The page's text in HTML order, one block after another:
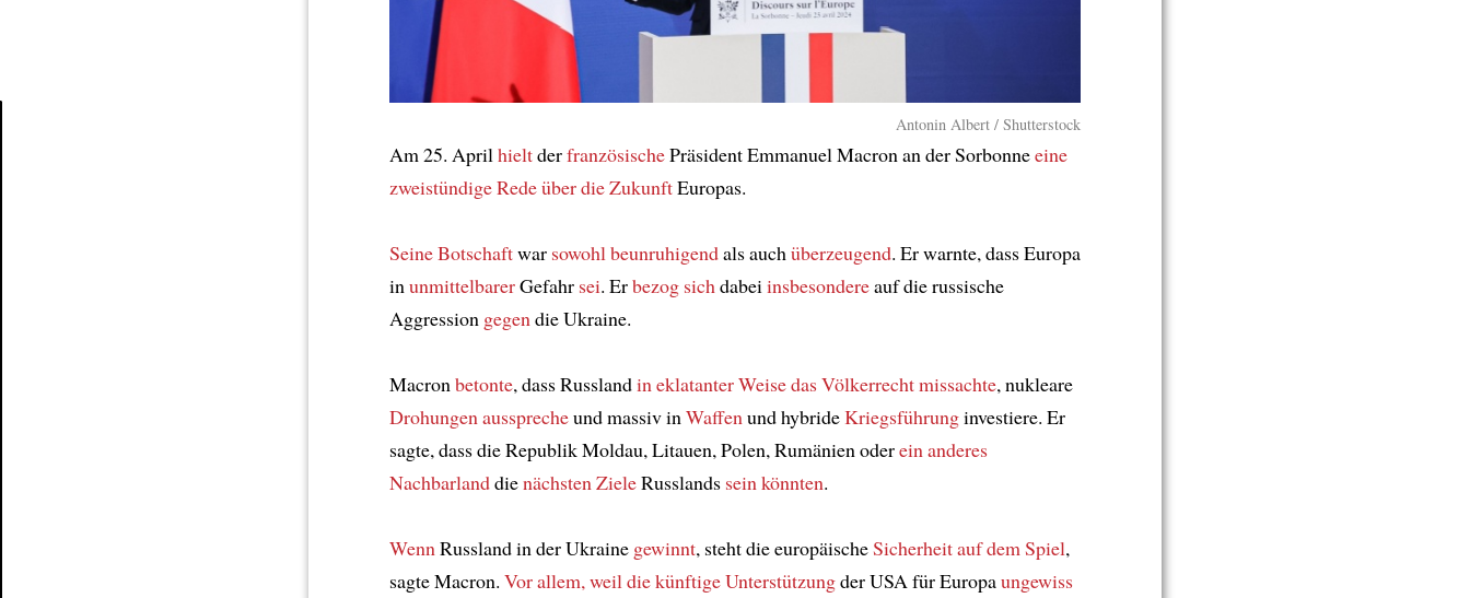
Antonin Albert / Shutterstock
Am 25. April hieltderfranzösischePräsident Emmanuel Macron an der Sorbonneeine
zweistündige Redeüber die ZukunftEuropas.
Seine Botschaftwar sowohl beunruhigendals auch überzeugend. Er warnte, dass Europa
in unmittelbarerGefahr sei. Erbezog sich dabei insbesondereauf die russische
Aggression gegen die Ukraine.
Macron betonte, dass Russlandin eklatanter Weisedas Völkerrecht missachte, nukleare
Drohungen aussprecheund massiv in Waffen und hybrideKriegsführunginvestiere. Er
sagte, dass die Republik Moldau, Litauen, Polen, Rumänien oderein anderes
Nachbarlanddienächsten ZieleRusslands sein könnten.
Wenn Russland in der Ukraine gewinnt, steht die europäischeSicherheitauf dem Spiel,
sagte Macron. Vor allem, weil die künftige Unterstützungder USA für Europaungewiss